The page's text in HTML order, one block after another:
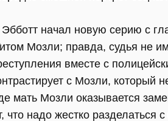
начал новую серию с
Мозли; правда, судья не
вместе с
с Мозли, который
мать Мозли оказывается
что надо жестко разделаться